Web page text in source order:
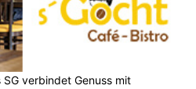
SG verbindet Genuss mit